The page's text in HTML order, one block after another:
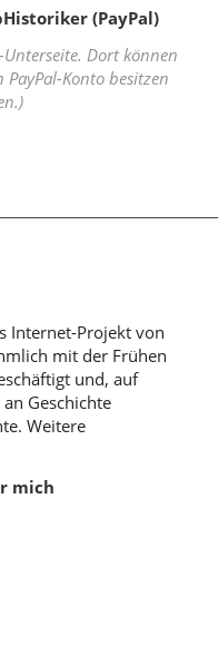
(PayPal)
Dort können
Konto besitzen
Internet-Projekt von
mit der Frühen
und, auf
Geschichte
Weitere
mich